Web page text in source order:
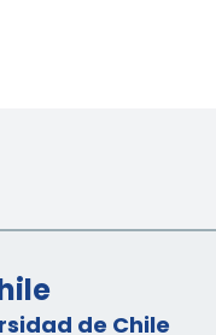
de Chile